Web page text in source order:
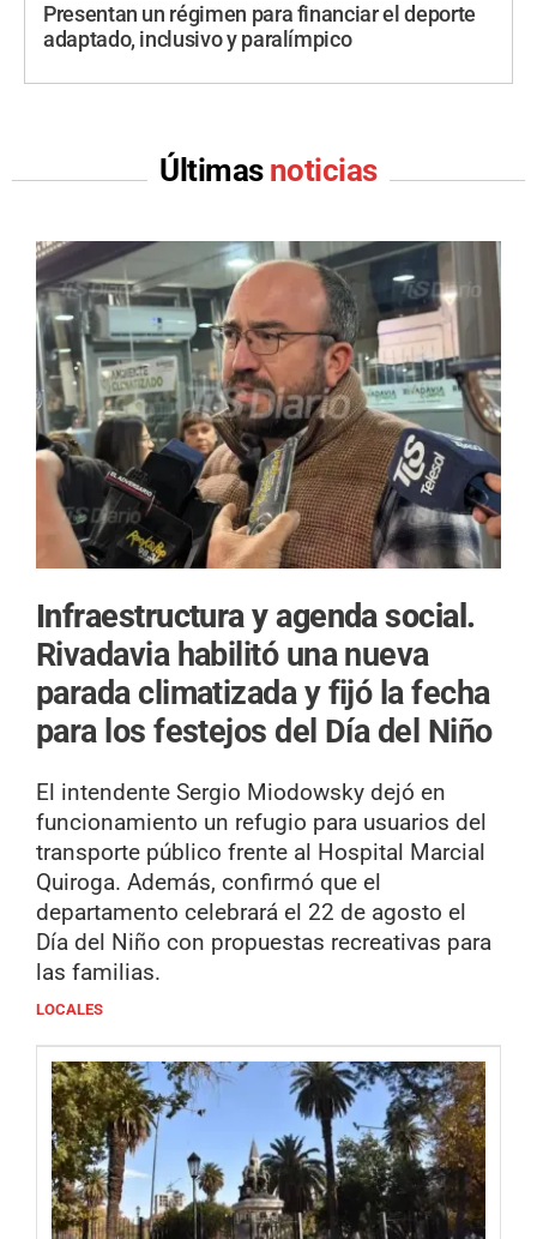
Presentan un régimen para financiar el deporte
adaptado, inclusivo y paralímpico
Últimas noticias
Infraestructura y agenda social.
Rivadavia habilitó una nueva
parada climatizada y fijó la fecha
para los festejos del Día del Niño
El intendente Sergio Miodowsky dejó en
funcionamiento un refugio para usuarios del
transporte público frente al Hospital Marcial
Quiroga. Además, confirmó que el
departamento celebrará el 22 de agosto el
Día del Niño con propuestas recreativas para
las familias.
LOCALES